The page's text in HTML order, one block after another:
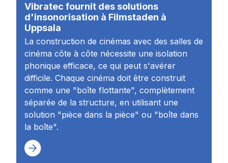
Vibratec fournit des solutions
d'insonorisation à Filmstaden à
Uppsala
La construction de cinémas avec des salles de
cinéma côte à côte nécessite une isolation
phonique efficace, ce qui peut s'avérer
difficile. Chaque cinéma doit être construit
comme une "boîte flottante", complètement
séparée de la structure, en utilisant une
solution "pièce dans la pièce" ou "boîte dans
la boîte".